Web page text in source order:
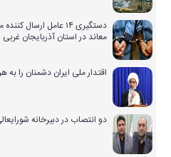
دستگیری ۱۴ عامل
معاند در استان آذربایجان غربی
اقتدار ملی ایران دشمنان را
دو انتصاب در دبیرخانه